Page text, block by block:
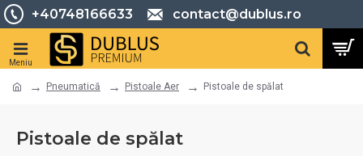
+40748166633 contact@dublus.ro
Pneumatică Pistoale Aer Pistoale de spălat
Pistoale de spălat